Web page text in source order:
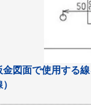
金図面で使用する